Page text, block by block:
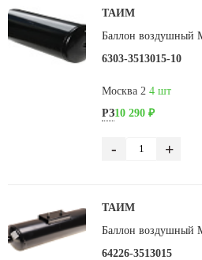
ТАИМ
Баллон воздушный
6303-3513015-10
Москва 2 4 шт
РЗ10 290 ₽
- +
ТАИМ
Баллон
64226-3513015